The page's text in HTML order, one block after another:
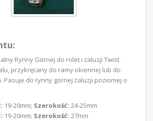
Rynny Górnej do rolet i żaluzji Twist.
przykręcany do ramy okiennej lub do
Pasuje do rynny górnej żaluzji poziomej o
19-20mm; Szerokość: 24-25mm
19-20mm; Szerokość: 27mm